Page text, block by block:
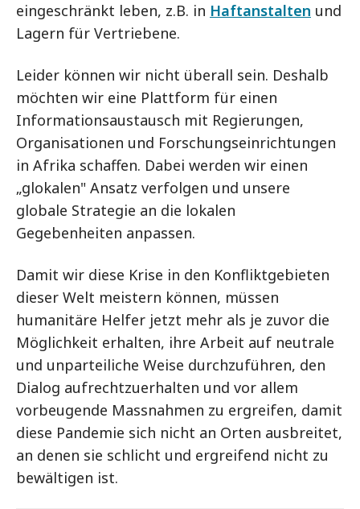
eingeschränkt leben, z.B. in Haftanstalten und
Lagern für Vertriebene.
Leider können wir nicht überall sein. Deshalb
möchten wir eine Plattform für einen
Informationsaustausch mit Regierungen,
Organisationen und Forschungseinrichtungen
in Afrika schaffen. Dabei werden wir einen
„glokalen" Ansatz verfolgen und unsere
globale Strategie an die lokalen
Gegebenheiten anpassen.
Damit wir diese Krise in den Konfliktgebieten
dieser Welt meistern können, müssen
humanitäre Helfer jetzt mehr als je zuvor die
Möglichkeit erhalten, ihre Arbeit auf neutrale
und unparteiliche Weise durchzuführen, den
Dialog aufrechtzuerhalten und vor allem
vorbeugende Massnahmen zu ergreifen, damit
diese Pandemie sich nicht an Orten ausbreitet,
an denen sie schlicht und ergreifend nicht zu
bewältigen ist.